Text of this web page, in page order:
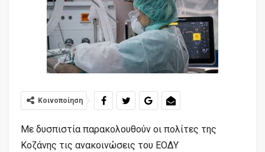
Κοινοποίηση
Με δυσπιστία παρακολουθούν οι πολίτες της
Κοζάνης τις ανακοινώσεις του ΕΟΔΥ